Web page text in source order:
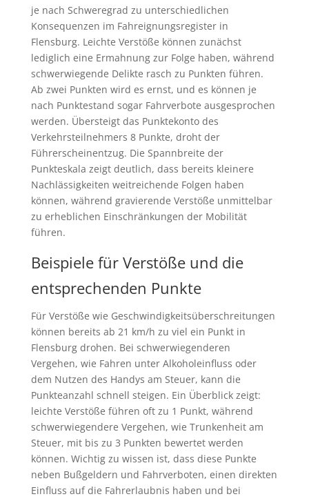
je nach Schweregrad zu unterschiedlichen
Konsequenzen im Fahreignungsregister in
Flensburg. Leichte Verstöße können zunächst
lediglich eine Ermahnung zur Folge haben, während
schwerwiegende Delikte rasch zu Punkten führen.
Ab zwei Punkten wird es ernst, und es können je
nach Punktestand sogar Fahrverbote ausgesprochen
werden. Übersteigt das Punktekonto des
Verkehrsteilnehmers 8 Punkte, droht der
Führerscheinentzug. Die Spannbreite der
Punkteskala zeigt deutlich, dass bereits kleinere
Nachlässigkeiten weitreichende Folgen haben
können, während gravierende Verstöße unmittelbar
zu erheblichen Einschränkungen der Mobilität
führen.
Beispiele für Verstöße und die
entsprechenden Punkte
Für Verstöße wie Geschwindigkeitsüberschreitungen
können bereits ab 21 km/h zu viel ein Punkt in
Flensburg drohen. Bei schwerwiegenderen
Vergehen, wie Fahren unter Alkoholeinfluss oder
dem Nutzen des Handys am Steuer, kann die
Punkteanzahl schnell steigen. Ein Überblick zeigt:
leichte Verstöße führen oft zu 1 Punkt, während
schwerwiegendere Vergehen, wie Trunkenheit am
Steuer, mit bis zu 3 Punkten bewertet werden
können. Wichtig zu wissen ist, dass diese Punkte
neben Bußgeldern und Fahrverboten, einen direkten
Einfluss auf die Fahrerlaubnis haben und bei